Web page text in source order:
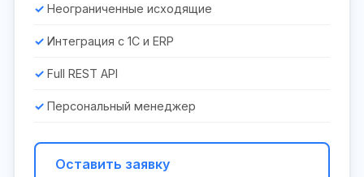
Неограниченные исходящие
Интеграция с 1С и ERP
Full REST API
Персональный менеджер
Оставить заявку